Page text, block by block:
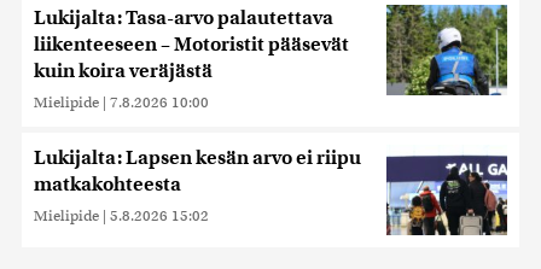
Lukijalta: Tasa-arvo palautettava
liikenteeseen – Motoristit pääsevät
kuin koira veräjästä
Mielipide | 7.8.2026 10:00
Lukijalta: Lapsen kesän arvo ei riipu
matkakohteesta
Mielipide | 5.8.2026 15:02